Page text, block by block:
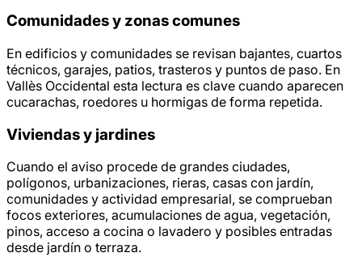
Comunidades y zonas comunes
En edificios y comunidades se revisan bajantes, cuartos
técnicos, garajes, patios, trasteros y puntos de paso. En
Vallès Occidental esta lectura es clave cuando aparecen
cucarachas, roedores u hormigas de forma repetida.
Viviendas y jardines
Cuando el aviso procede de grandes ciudades,
polígonos, urbanizaciones, rieras, casas con jardín,
comunidades y actividad empresarial, se comprueban
focos exteriores, acumulaciones de agua, vegetación,
pinos, acceso a cocina o lavadero y posibles entradas
desde jardín o terraza.